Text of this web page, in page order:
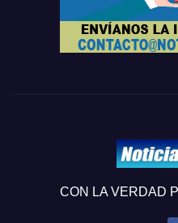
CON LA VERDAD